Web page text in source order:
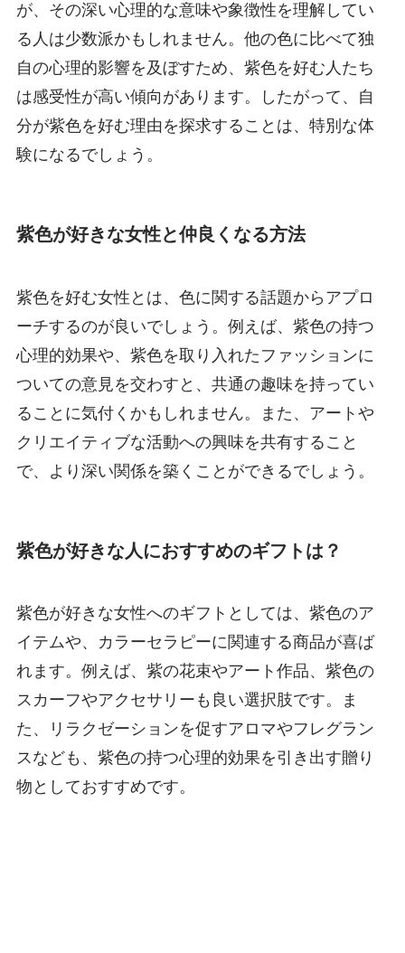
が、その深い心理的な意味や象徴性を理解してい
る人は少数派かもしれません。他の色に比べて独
自の心理的影響を及ぼすため、紫色を好む人たち
は感受性が高い傾向があります。したがって、自
分が紫色を好む理由を探求することは、特別な体
験になるでしょう。
紫色が好きな女性と仲良くなる方法
紫色を好む女性とは、色に関する話題からアプロ
ーチするのが良いでしょう。例えば、紫色の持つ
心理的効果や、紫色を取り入れたファッションに
ついての意見を交わすと、共通の趣味を持ってい
ることに気付くかもしれません。また、アートや
クリエイティブな活動への興味を共有すること
で、より深い関係を築くことができるでしょう。
紫色が好きな人におすすめのギフトは？
紫色が好きな女性へのギフトとしては、紫色のア
イテムや、カラーセラピーに関連する商品が喜ば
れます。例えば、紫の花束やアート作品、紫色の
スカーフやアクセサリーも良い選択肢です。ま
た、リラクゼーションを促すアロマやフレグラン
スなども、紫色の持つ心理的効果を引き出す贈り
物としておすすめです。